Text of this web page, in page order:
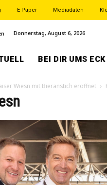
E-Paper Mediadaten
Donnerstag, August 6, 2026
BEI DIR UMS ECK
Wiesn mit Bieranstich eröffnet